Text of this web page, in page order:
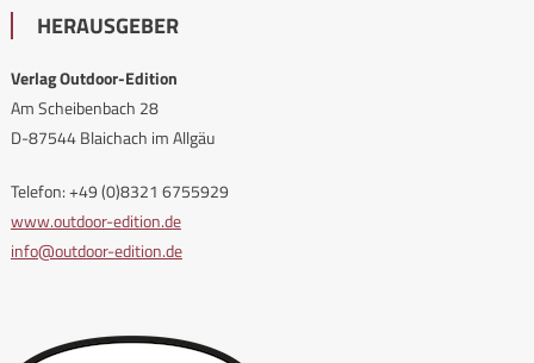
HERAUSGEBER
Verlag Outdoor-Edition
Am Scheibenbach 28
D-87544 Blaichach im Allgäu
Telefon: +49 (0)8321 6755929
www.outdoor-edition.de
info@outdoor-edition.de